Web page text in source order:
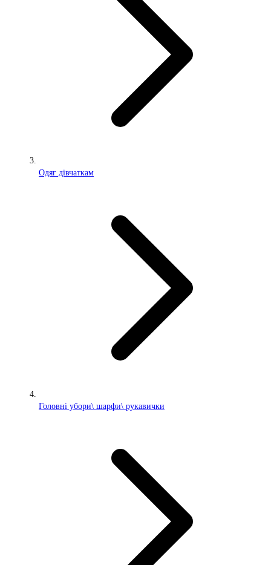
Одяг дівчаткам
Головні убори\ шарфи\ рукавички